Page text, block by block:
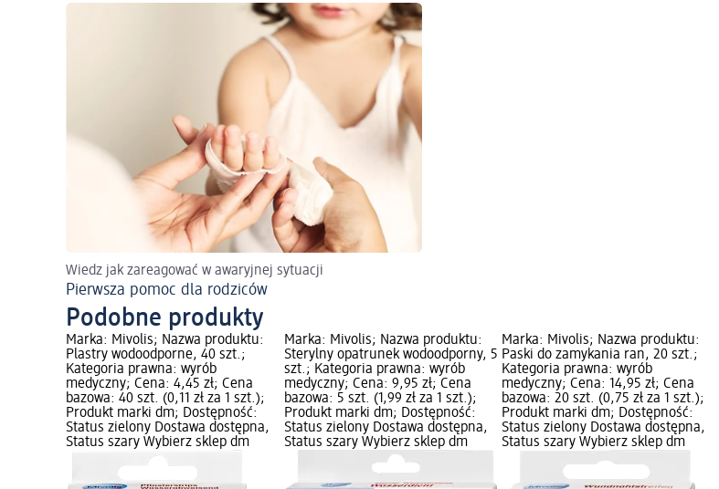
Wiedz jak zareagować w awaryjnej sytuacji
Pierwsza pomoc dla rodziców
Podobne produkty
Marka: Mivolis; Nazwa produktu:
Plastry wodoodporne, 40 szt.;
Kategoria prawna: wyrób
medyczny; Cena: 4,45 zł; Cena
bazowa: 40 szt. (0,11 zł za 1 szt.);
Produkt marki dm; Dostępność:
Status zielony Dostawa dostępna,
Status szary Wybierz sklep dm
Marka: Mivolis; Nazwa produktu:
Sterylny opatrunek wodoodporny, 5
szt.; Kategoria prawna: wyrób
medyczny; Cena: 9,95 zł; Cena
bazowa: 5 szt. (1,99 zł za 1 szt.);
Produkt marki dm; Dostępność:
Status zielony Dostawa dostępna,
Status szary Wybierz sklep dm
Marka: Mivolis; Nazwa produktu:
Paski do zamykania ran, 20 szt.;
Kategoria prawna: wyrób
medyczny; Cena: 14,95 zł; Cena
bazowa: 20 szt. (0,75 zł za 1 szt.);
Produkt marki dm; Dostępność:
Status zielony Dostawa dostępna,
Status szary Wybierz sklep dm